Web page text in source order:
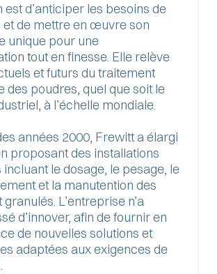
est d’anticiper les besoins de
et de mettre en œuvre son
unique pour une
tout en finesse. Elle relève
et futurs du traitement
des poudres, quel que soit le
à l’échelle mondiale.
années 2000, Frewitt a élargi
proposant des installations
le dosage, le pesage, le
et la manutention des
L’entreprise n’a
d’innover, afin de fournir en
de nouvelles solutions et
adaptées aux exigences de